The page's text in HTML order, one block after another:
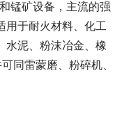
锰矿设备，主流的强
用于耐火材料、化工
水泥、粉沫冶金、橡
同雷蒙磨、粉碎机、